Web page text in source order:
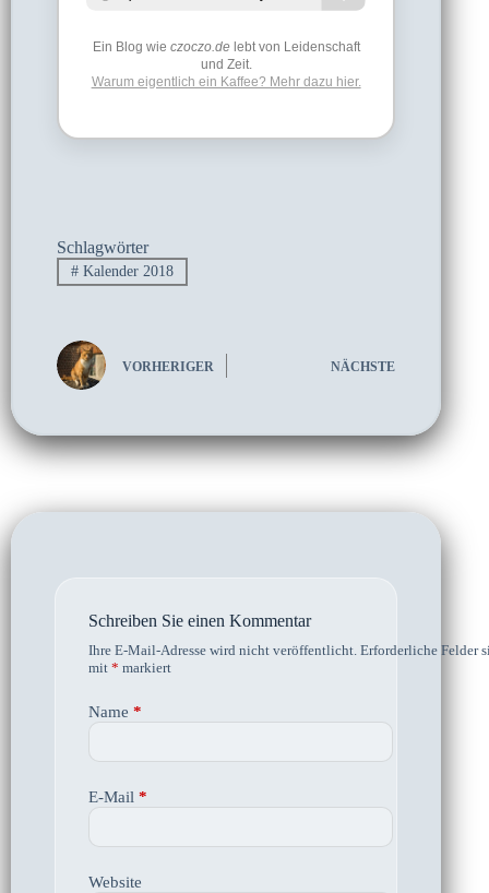
Ein Blog wie czoczo.delebt von Leidenschaft
und Zeit.
Warum eigentlich ein Kaffee? Mehr dazu hier.
Schlagwörter
#Kalender 2018
VORHERIGER NÄCHSTE
Schreiben Sie einen Kommentar
Ihre E-Mail-Adresse wird nicht veröffentlicht. Erforderliche Felder
mit * markiert
Name *
E-Mail *
Website